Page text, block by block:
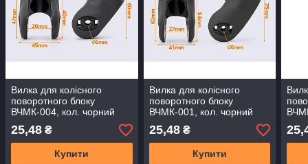
Вилка для колісного
поворотного блоку
ВЧМК-004, кол. чорний
25,48 ₴
Купити
Вилка для колісного
поворотного блоку
ВЧМК-001, кол. чорний
25,48₴
Купити